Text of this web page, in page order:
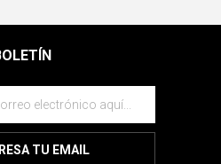
TU EMAIL